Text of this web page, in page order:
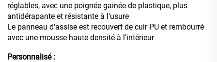
réglables, avec une poignée gainée de plastique, plus
antidérapante et résistante à l'usure
Le panneau d'assise est recouvert de cuir PU et rembourré
avec une mousse haute densité à l'intérieur
Personnalisé :